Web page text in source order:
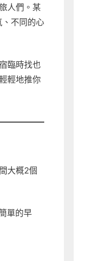
人們。某
不同的心
臨時找也
輕地推你
大概2個
單的早